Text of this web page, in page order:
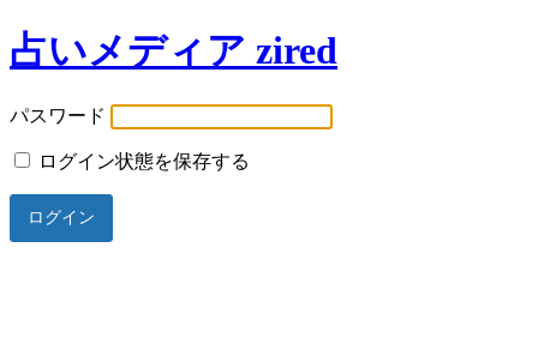
占いメディア zired
パスワード
ログイン状態を保存する